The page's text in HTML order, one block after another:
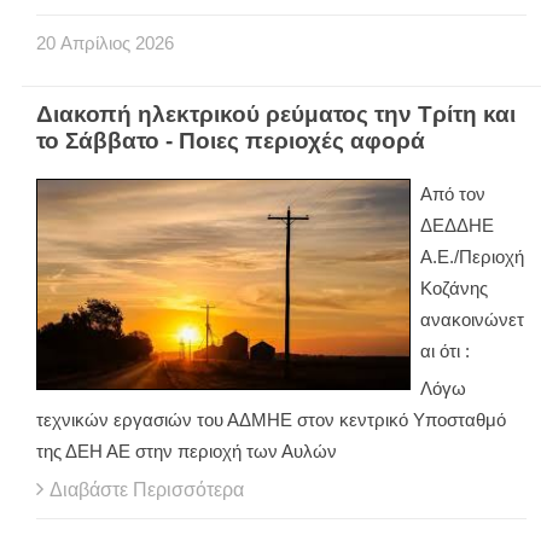
20 Απρίλιος 2026
Διακοπή ηλεκτρικού ρεύματος την Τρίτη και
το Σάββατο - Ποιες περιοχές αφορά
Από τον
ΔΕΔΔΗΕ
Α.Ε./Περιοχή
Κοζάνης
ανακοινώνετ
αι ότι :
Λόγω
τεχνικών εργασιών του ΑΔΜΗΕ στον κεντρικό Υποσταθμό
της ΔΕΗ ΑΕ στην περιοχή των Αυλών
Διαβάστε Περισσότερα